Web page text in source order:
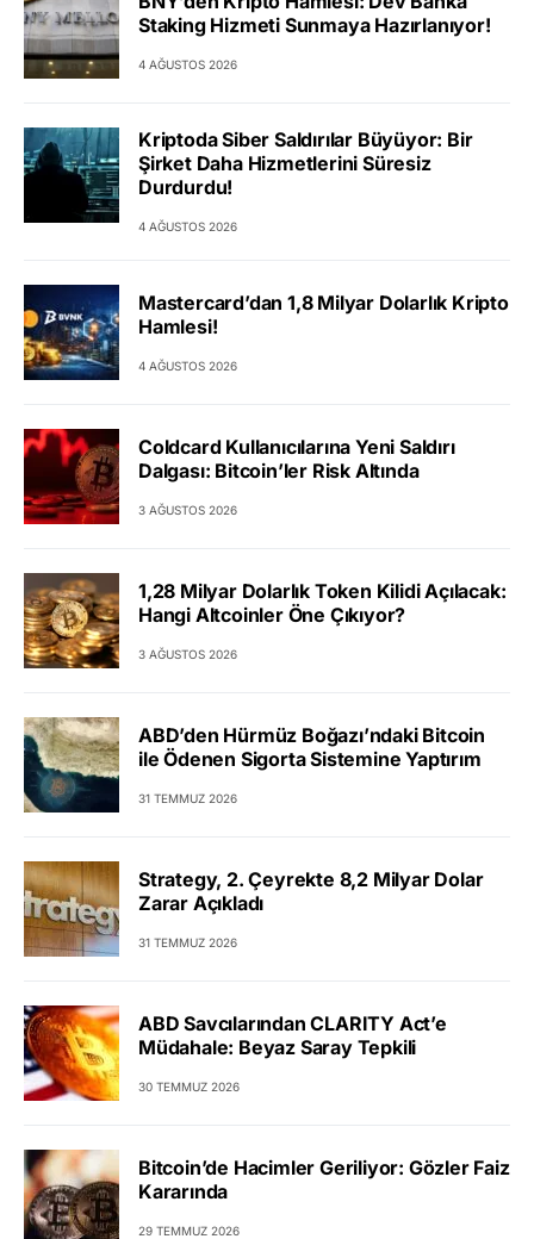
Staking Hizmeti Sunmaya Hazırlanıyor!
4 AĞUSTOS 2026
Kriptoda Siber Saldırılar Büyüyor: Bir
Şirket Daha Hizmetlerini Süresiz
Durdurdu!
4 AĞUSTOS 2026
Mastercard’dan 1,8 Milyar Dolarlık Kripto
Hamlesi!
4 AĞUSTOS 2026
Coldcard Kullanıcılarına Yeni Saldırı
Dalgası: Bitcoin’ler Risk Altında
3 AĞUSTOS 2026
1,28 Milyar Dolarlık Token Kilidi Açılacak:
Hangi Altcoinler Öne Çıkıyor?
3 AĞUSTOS 2026
ABD’den Hürmüz Boğazı’ndaki Bitcoin
ile Ödenen Sigorta Sistemine Yaptırım
31 TEMMUZ 2026
Strategy, 2. Çeyrekte 8,2 Milyar Dolar
Zarar Açıkladı
31 TEMMUZ 2026
ABD Savcılarından CLARITY Act’e
Müdahale: Beyaz Saray Tepkili
30 TEMMUZ 2026
Bitcoin’de Hacimler Geriliyor: Gözler Faiz
Kararında
29 TEMMUZ 2026